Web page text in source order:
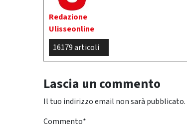
Redazione
Ulisseonline
16179 articoli
Lascia un commento
Il tuo indirizzo email non sarà pubblicato.
Commento*